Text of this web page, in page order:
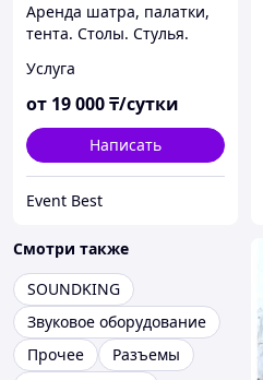
Аренда шатра, палатки,
тента. Столы. Стулья.
Услуга
от 19 000₸/сутки
Написать
Event Best
Смотри также
SOUNDKING
Звуковое оборудование
Прочее
Разъемы